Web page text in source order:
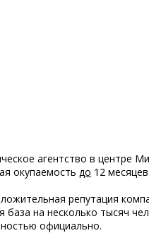
агентство в центре
окупаемость до 12
репутация
база на несколько тысяч
официально.